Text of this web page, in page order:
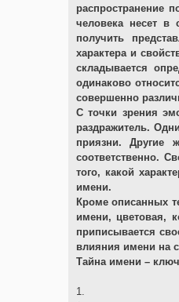
распространение
человека несет в
получить
характера и
складывается
одинаково
совершенно
С точки зрения
раздражитель.
приязни. Другие
соответственно.
того, какой
имени.
Кроме описанных
имени, цветовая,
приписывается
влияния имени на
Тайна имени –
1.